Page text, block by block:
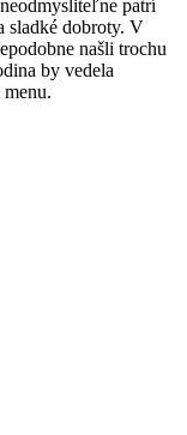
patrí
sladké dobroty. V
našli trochu
by vedela